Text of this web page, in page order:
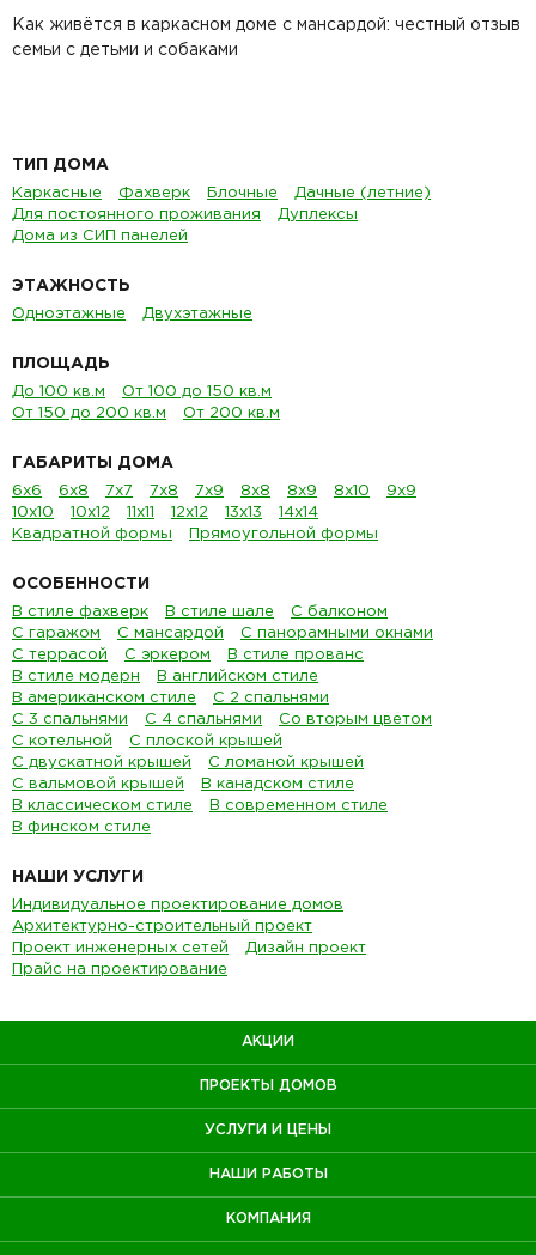
Как живётся в каркасном доме с мансардой: честный отзыв
семьи с детьми и собаками
ТИП ДОМА
Каркасные Фахверк Блочные
Дачные (летние)
Для постоянного проживания
Дуплексы
Дома из СИП панелей
ЭТАЖНОСТЬ
Одноэтажные Двухэтажные
ПЛОЩАДЬ
До 100 кв.м
От 100 до 150 кв.м
От 150 до 200 кв.м
От 200 кв.м
ГАБАРИТЫ ДОМА
6х6 6х8 7х7 7х8 7х9 8х8 8х9 8х10
9х9
10х10
10х12 11х11 12х12 13х13
14х14
Квадратной формы
Прямоугольной формы
ОСОБЕННОСТИ
В стиле фахверк В стиле шале
С балконом
С гаражом
С мансардой
С панорамными окнами
С террасой
С эркером
В стиле прованс
В стиле модерн
В английском стиле
В американском стиле
С 2 спальнями
С 3 спальнями
С 4 спальнями
Со вторым цветом
С котельной
С плоской крышей
С двускатной крышей
С ломаной крышей
С вальмовой крышей
В канадском стиле
В классическом стиле
В современном стиле
В финском стиле
НАШИ УСЛУГИ
Индивидуальное проектирование домов
Архитектурно-строительный проект
Проект инженерных сетей
Дизайн проект
Прайс на проектирование
АКЦИИ
ПРОЕКТЫ ДОМОВ
УСЛУГИ И ЦЕНЫ
НАШИ РАБОТЫ
КОМПАНИЯ